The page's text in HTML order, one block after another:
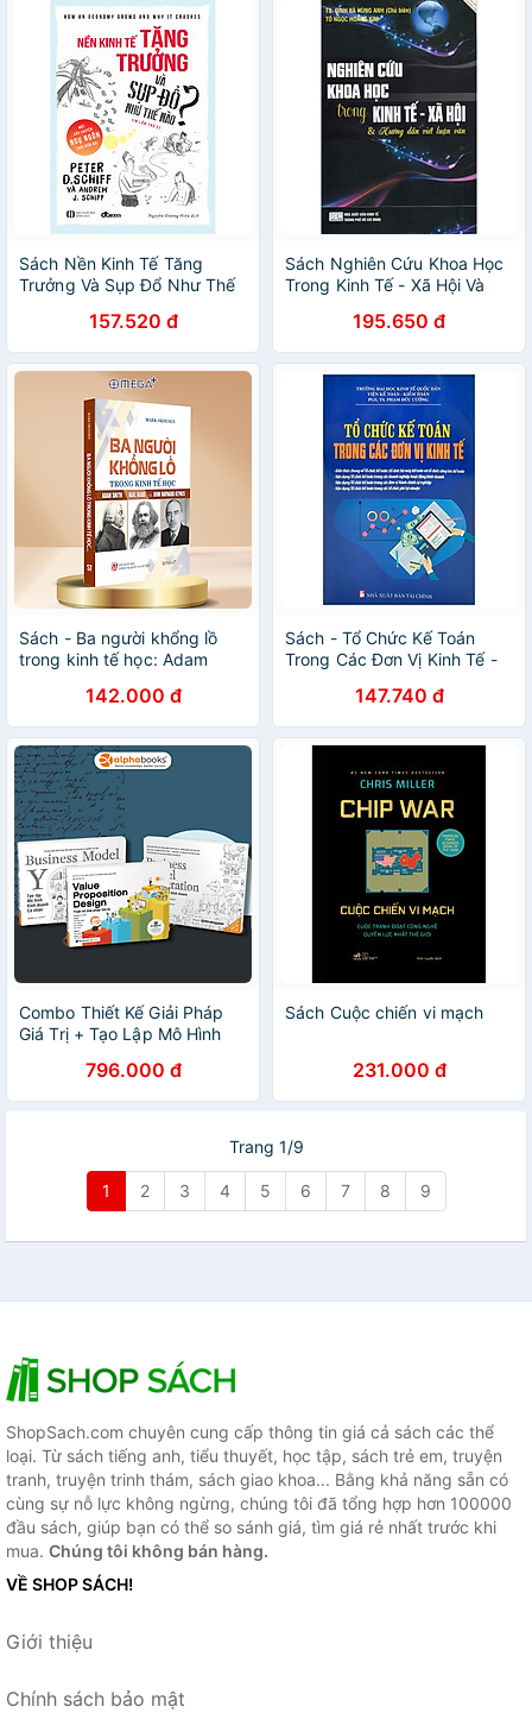
Sách Nền Kinh Tế Tăng
Trưởng Và Sụp Đổ Như Thế
157.520 đ
Sách Nghiên Cứu Khoa Học
Trong Kinh Tế - Xã Hội Và
195.650 đ
Sách - Ba người khổng lồ
trong kinh tế học: Adam
Maynard Keynes
142.000 đ
Sách - Tổ Chức Kế Toán
Trong Các Đơn Vị Kinh Tế -
Chính - Minh Đức
147.740 đ
Combo Thiết Kế Giải Pháp
Giá Trị + Tạo Lập Mô Hình
Hình Kinh Doanh Cá Nhân (3
Cuốn) - Bản Quyền
796.000 đ
Sách Cuộc chiến vi mạch
231.000 đ
Trang 1/9
1 2 3 4 5 6 7 8 9
ShopSach.com chuyên cung cấp thông tin giá cả sách các thể
loại. Từ sách tiếng anh, tiểu thuyết, học tập, sách trẻ em, truyện
tranh, truyện trinh thám, sách giao khoa... Bằng khả năng sẵn có
cùng sự nỗ lực không ngừng, chúng tôi đã tổng hợp hơn 100000
đầu sách, giúp bạn có thể so sánh giá, tìm giá rẻ nhất trước khi
mua. Chúng tôi không bán hàng.
VỀ SHOP SÁCH!
Giới thiệu
Chính sách bảo mật